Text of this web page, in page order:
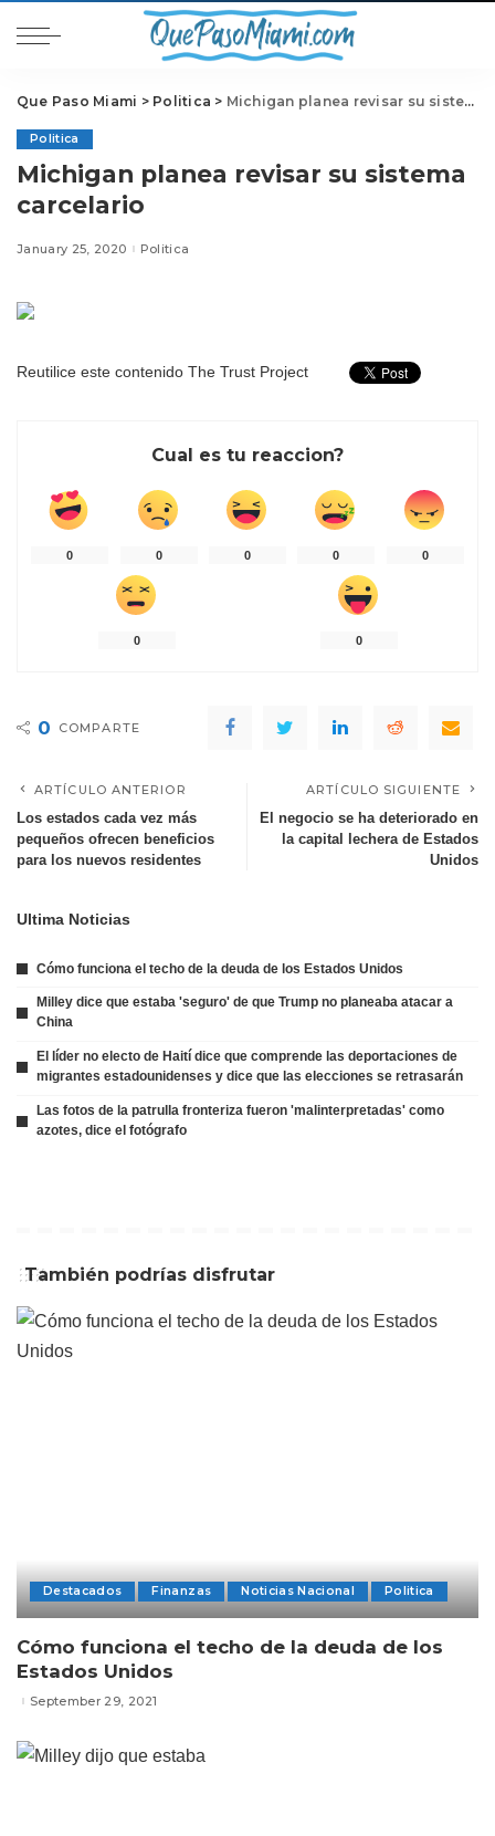
Que Paso Miami > Politica > Michigan planea revisar su sistema carcelario
Politica
Michigan planea revisar su sistema
carcelario
January 25, 2020 Politica
Reutilice este contenido The Trust Project
Cual es tu reaccion?
0 0 0 0 0
0 0
0 COMPARTE
ARTÍCULO ANTERIOR
Los estados cada vez más
pequeños ofrecen beneficios
para los nuevos residentes
ARTÍCULO SIGUIENTE
El negocio se ha deteriorado en
la capital lechera de Estados
Unidos
Ultima Noticias
Cómo funciona el techo de la deuda de los Estados Unidos
Milley dice que estaba 'seguro' de que Trump no planeaba atacar a
China
El líder no electo de Haití dice que comprende las deportaciones de
migrantes estadounidenses y dice que las elecciones se retrasarán
Las fotos de la patrulla fronteriza fueron 'malinterpretadas' como
azotes, dice el fotógrafo
También podrías disfrutar
Destacados Finanzas Noticias Nacional Politica
Cómo funciona el techo de la deuda de los
Estados Unidos
September 29, 2021